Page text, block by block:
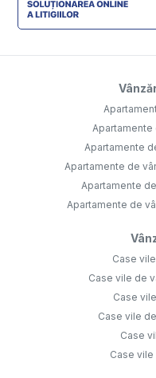
Apartamente
Apartamente
Apartamente de
Apartamente
Apartamente de
Case
Case vile de
Case
Case vile
Case
Case